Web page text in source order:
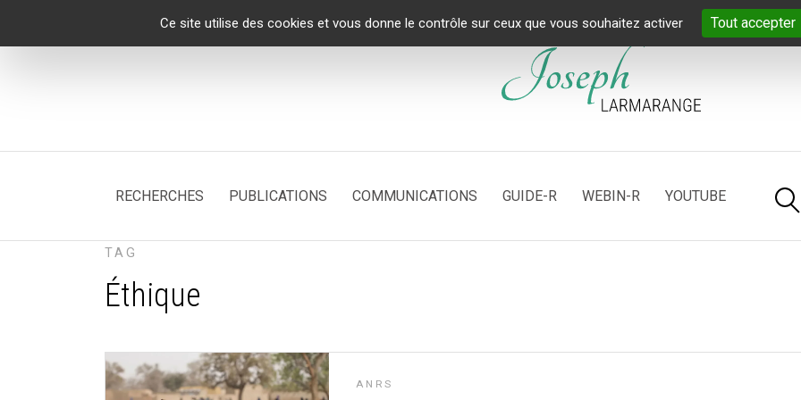
Ce site utilise des cookies et vous donne le contrôle sur ceux que vous souhaitez activer Tout accepter
RECHERCHES PUBLICATIONS COMMUNICATIONS GUIDE-R WEBIN-R YOUTUBE
TAG
Éthique
ANRS